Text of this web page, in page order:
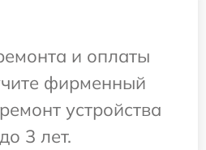
и оплаты
фирменный
устройства
3 лет.